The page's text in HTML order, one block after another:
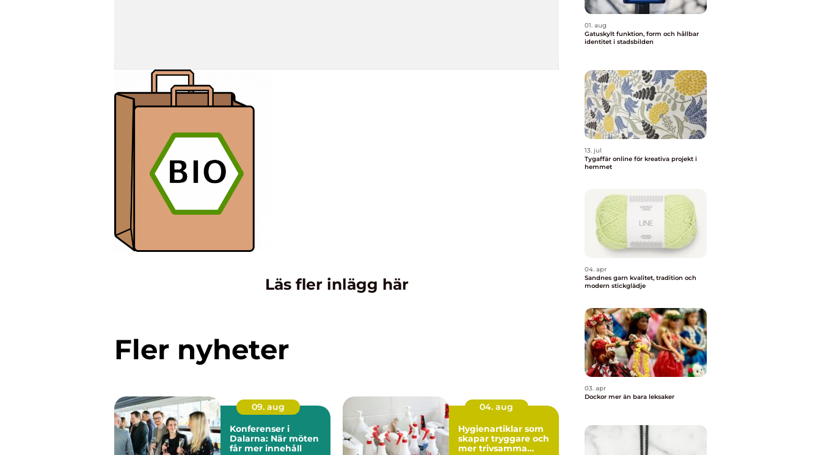
Läs fler inlägg här
Fler nyheter
09. aug
Konferenser i
Dalarna: När möten
får mer innehåll
04. aug
Hygienartiklar som
skapar tryggare och
mer trivsamma
01. aug
Gatuskylt funktion, form och hållbar
identitet i stadsbilden
13. jul
Tygaffär online för kreativa projekt i
hemmet
04. apr
Sandnes garn kvalitet, tradition och
modern stickglädje
03. apr
Dockor mer än bara leksaker